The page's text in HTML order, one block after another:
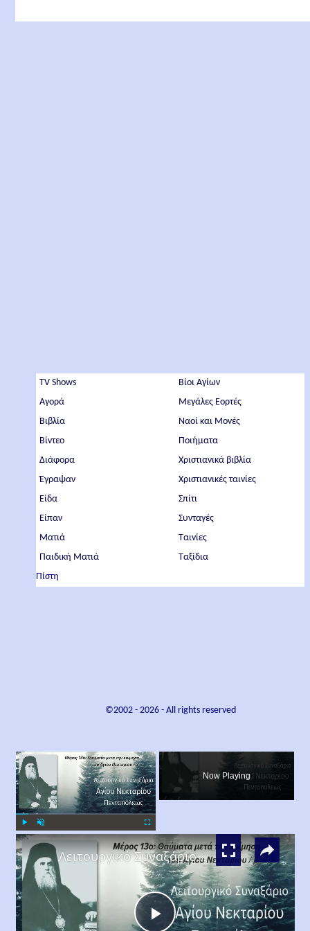
TV Shows
Αγορά
Βιβλία
Βίντεο
Διάφορα
Έγραψαν
Είδα
Είπαν
Ματιά
Παιδική Ματιά
Πίστη
Βίοι Αγίων
Μεγάλες Εορτές
Ναοί και Μονές
Ποιήματα
Χριστιανικά βιβλία
Χριστιανικές ταινίες
Σπίτι
Συνταγές
Ταινίες
Ταξίδια
©2002 - 2026- All rights reserved
×
Play Unmute Fullscreen
Now Playing
×
Λειτουργικό Συναξάριο Αγίου Νεκταρίου Πενταπόλεως Μέρος 13ο